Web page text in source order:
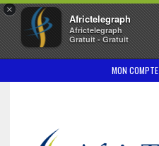
×
Africtelegraph
Africtelegraph
Gratuit - Gratuit
MON COMPTE